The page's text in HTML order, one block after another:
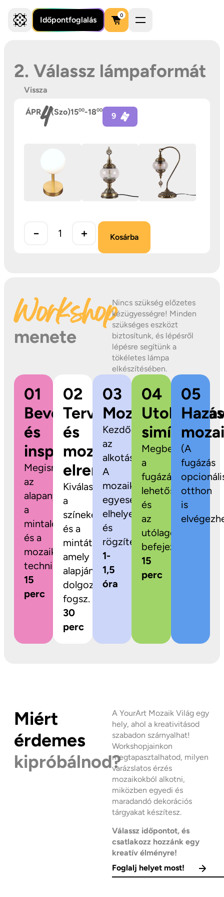
Időpontfoglalás
0
2. Válassz lámpaformát
Vissza
ÁPR4(Szo)1500-1800
9
− + Kosárba
Workshop
menete
Nincs szükség előzetes
kézügyességre! Minden
szükséges eszközt
biztosítunk, és lépésről
lépésre segítünk a
tökéletes lámpa
elkészítésében.
01
Bevezetés
és
inspiráció
Megismerkedsz
az
alapanyagokkal,
a
mintalehetőségekkel
és a
mozaikozás
technikájával.
15
perc
02
Tervezés
és
mozaikok
elrendezése
Kiválaszthatod
a
színeket
és a
mintát,
amely
alapján
dolgozni
fogsz.
30
perc
03
Mozaikragasztás
Kezdődhet
az
alkotás!
A
mozaikdarabokat
egyesével
elhelyezed
és
rögzíted.
1-
1,5
óra
04
Utolsó
simítások
Megbeszéljük
a
fugázási
lehetőségeket
és
az
utólagos
befejezést.
15
perc
05
(A
fugázás
otthon
is
Miért
érdemes
kipróbálnod?
A YourArt Mozaik Világ egy
hely, ahol a kreativitásod
szabadon szárnyalhat!
Workshopjainkon
megtapasztalhatod, milyen
varázslatos érzés
mozaikokból alkotni,
miközben egyedi és
maradandó dekorációs
tárgyakat készítesz.
Válassz időpontot, és
csatlakozz hozzánk egy
kreatív élményre!
Foglalj helyet most!